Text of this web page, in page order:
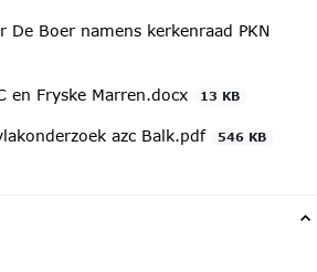
De Boer namens kerkenraad PKN
en Fryske Marren.docx 13 KB
azc Balk.pdf 546 KB